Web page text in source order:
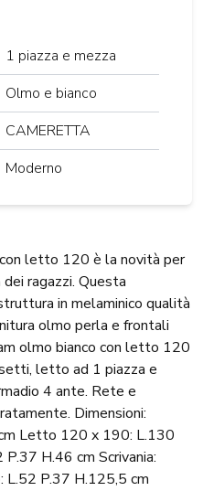
1 piazza e mezza
Olmo e bianco
CAMERETTA
Moderno
letto 120 è la novità per
ragazzi. Questa
in melaminico qualità
olmo perla e frontali
olmo bianco con letto 120
letto ad 1 piazza e
4 ante. Rete e
Dimensioni:
Letto 120 x 190: L.130
H.46 cm Scrivania:
L.52 P.37 H.125,5 cm